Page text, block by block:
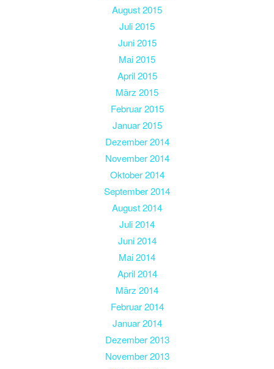
August 2015
Juli 2015
Juni 2015
Mai 2015
April 2015
März 2015
Februar 2015
Januar 2015
Dezember 2014
November 2014
Oktober 2014
September 2014
August 2014
Juli 2014
Juni 2014
Mai 2014
April 2014
März 2014
Februar 2014
Januar 2014
Dezember 2013
November 2013